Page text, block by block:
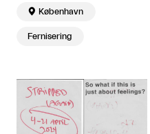
 København
Fernisering